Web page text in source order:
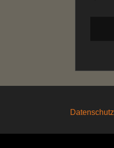
Datenschutz